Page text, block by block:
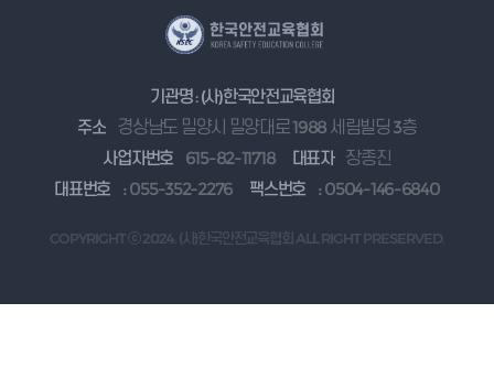
기관명 : (사)한국안전교육협회
주소
경상남도 밀양시 밀양대로 1988 세림빌딩 3층
사업자번호
615-82-11718 대표자 장종진
대표번호
: 055-352-2276 팩스번호 : 0504-146-6840
COPYRIGHT ⓒ 2024. (사)한국안전교육협회 ALL RIGHT PRESERVED.